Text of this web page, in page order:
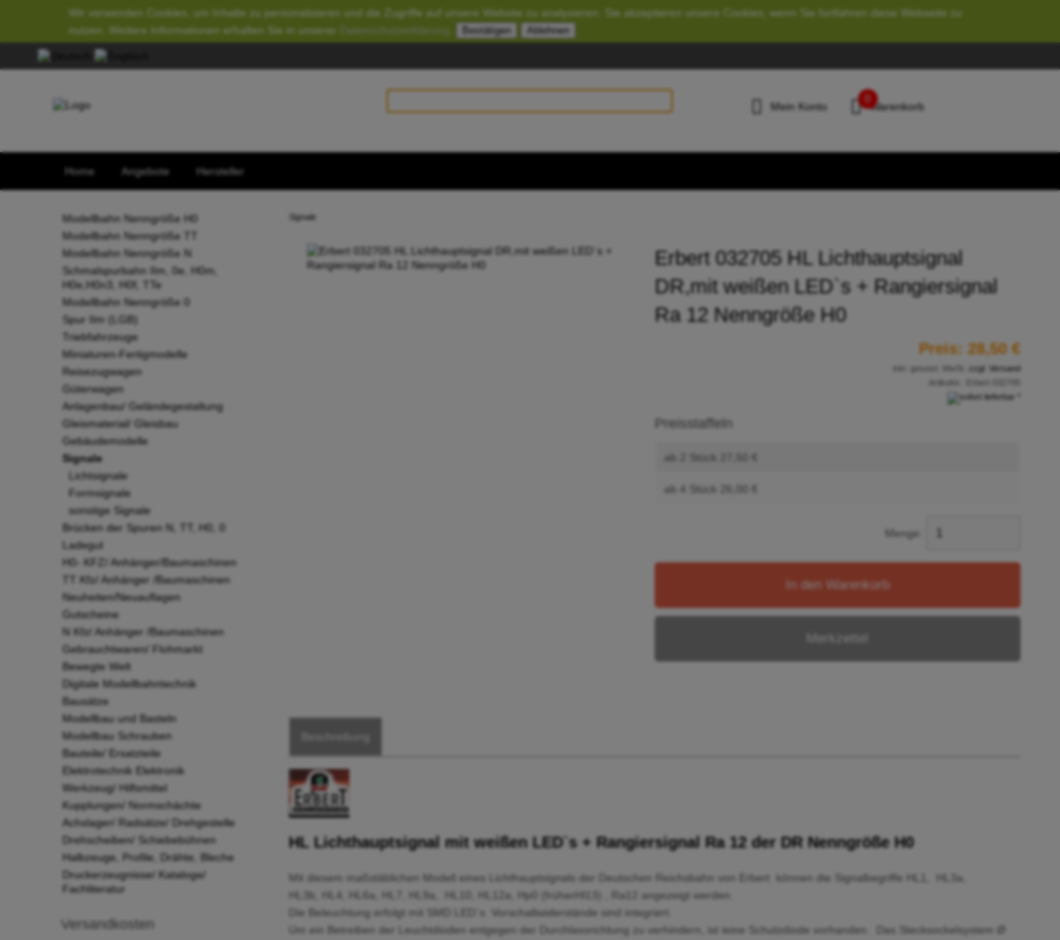
Wir verwenden Cookies, um Inhalte zu personalisieren und die Zugriffe auf unsere Website zu analysieren. Sie akzeptieren unsere Cookies, wenn Sie fortfahren diese Webseite zu
nutzen. Weitere Informationen erhalten Sie in unserer
Datenschutzerklärung Bestätigen Ablehnen
Mein Konto Warenkorb
Home Angebote Hersteller
Modellbahn Nenngröße H0
Modellbahn Nenngröße TT
Modellbahn Nenngröße N
Schmalspurbahn IIm, 0e, H0m,
H0e,H0n3, H0f, TTe
Modellbahn Nenngröße 0
Spur IIm (LGB)
Triebfahrzeuge
Miniaturen-Fertigmodelle
Reisezugwagen
Güterwagen
Anlagenbau/ Geländegestaltung
Gleismaterial/ Gleisbau
Gebäudemodelle
Signale
Lichtsignale
Formsignale
sonstige Signale
Brücken der Spuren N, TT, H0, 0
Ladegut
H0- KFZ/ Anhänger/Baumaschinen
TT Kfz/ Anhänger /Baumaschinen
Neuheiten/Neuauflagen
Gutscheine
N Kfz/ Anhänger /Baumaschinen
Gebrauchtwaren/ Flohmarkt
Bewegte Welt
Digitale Modellbahntechnik
Bausätze
Modellbau und Basteln
Modellbau Schrauben
Bauteile/ Ersatzteile
Elektrotechnik Elektronik
Werkzeug/ Hilfsmittel
Kupplungen/ Normschächte
Achslager/ Radsätze/ Drehgestelle
Drehscheiben/ Schiebebühnen
Halbzeuge, Profile, Drähte, Bleche
Druckerzeugnisse/ Kataloge/
Fachliteratur
Versandkosten
Signale
Erbert 032705 HL Lichthauptsignal
DR,mit weißen LED`s + Rangiersignal
Ra 12 Nenngröße H0
Preis: 28,50 €
inkl. gesetzl. MwSt.
zzgl. Versand
Erbert 032705
Preisstaffeln
ab 2 Stück 27,50 €
ab 4 Stück 26,00 €
Menge:
In den Warenkorb
HL Lichthauptsignal mit weißen LED`s + Rangiersignal Ra 12 der DR Nenngröße H0
Mit diesem maßstäblichen Modell eines Lichthauptsignals der Deutschen Reichsbahn von Erbert können die Signalbegriffe HL1, HL3a,
HL3b, HL4, HL6a, HL7, HL9a, HL10, HL12a, Hp0 (früherHl13) , Ra12 angezeigt werden.
Die Beleuchtung erfolgt mit SMD LED`s. Vorschaltwiderstände sind integriert.
Um ein Betreiben der Leuchtdioden entgegen der Durchlassrichtung zu verhindern, ist ieine Schutzdiode vorhanden. Das Stecksockelsystem Ø